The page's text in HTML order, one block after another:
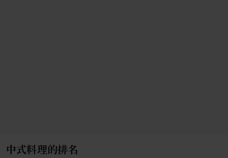
中式料理的排名